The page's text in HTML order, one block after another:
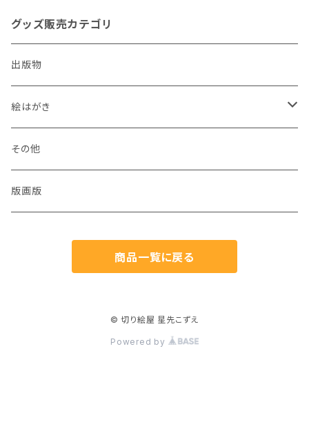
グッズ販売カテゴリ
出版物
絵はがき
犬
猫
その他
版画版
商品一覧に戻る
© 切り絵屋 星先こずえ
Powered by